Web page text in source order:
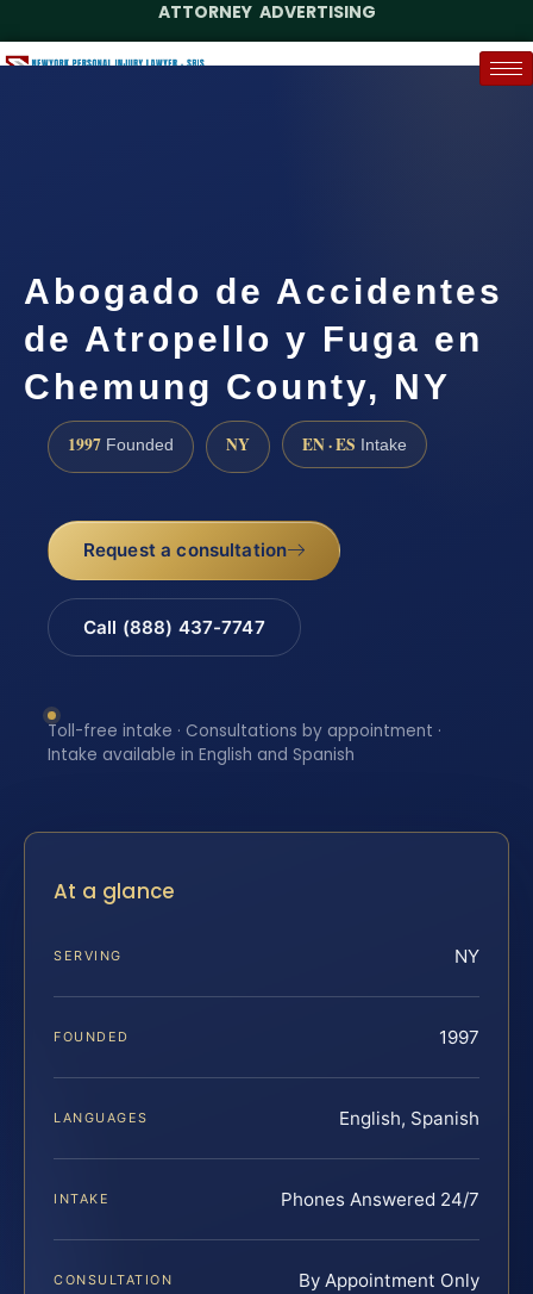
ATTORNEY ADVERTISING
Abogado de Accidentes
de Atropello y Fuga en
Chemung County, NY
1997 Founded NY EN · ES Intake
Request a consultation
Call (888) 437-7747
Toll-free intake · Consultations by appointment ·
Intake available in English and Spanish
At a glance
SERVING NY
FOUNDED 1997
LANGUAGES English, Spanish
INTAKE Phones Answered 24/7
CONSULTATION By Appointment Only